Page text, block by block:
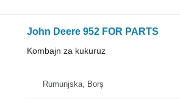
John Deere 952 FOR PARTS
Kombajn za kukuruz
Rumunjska, Borș